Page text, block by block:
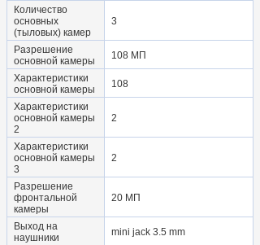
Количество
основных
(тыловых) камер
3
Разрешение
основной камеры
108 МП
Характеристики
основной камеры
108
Характеристики
основной камеры
2
2
Характеристики
основной камеры
3
2
Разрешение
фронтальной
камеры
20 МП
Выход на
наушники
mini jack 3.5 mm